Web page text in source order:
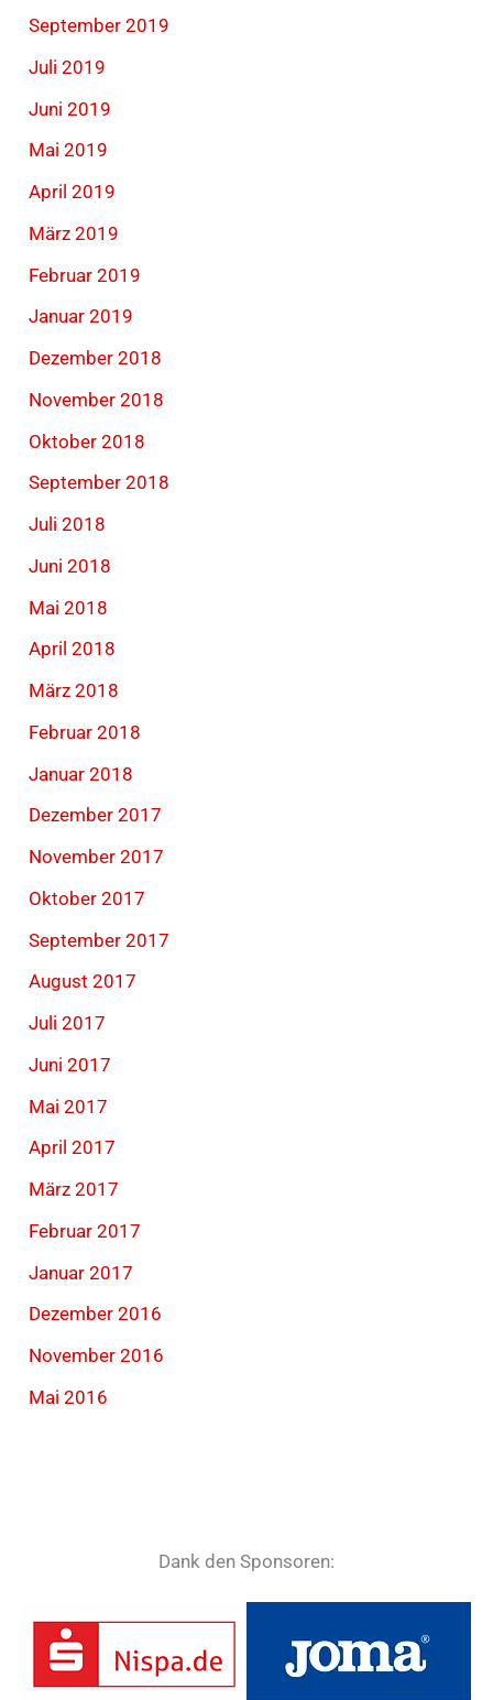
September 2019
Juli 2019
Juni 2019
Mai 2019
April 2019
März 2019
Februar 2019
Januar 2019
Dezember 2018
November 2018
Oktober 2018
September 2018
Juli 2018
Juni 2018
Mai 2018
April 2018
März 2018
Februar 2018
Januar 2018
Dezember 2017
November 2017
Oktober 2017
September 2017
August 2017
Juli 2017
Juni 2017
Mai 2017
April 2017
März 2017
Februar 2017
Januar 2017
Dezember 2016
November 2016
Mai 2016
Dank den Sponsoren: